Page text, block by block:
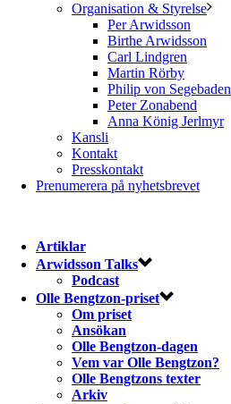
Organisation & Styrelse
Per Arwidsson
Birthe Arwidsson
Carl Lindgren
Martin Rörby
Philip von Segebaden
Peter Zonabend
Anna König Jerlmyr
Kansli
Kontakt
Presskontakt
Prenumerera på nyhetsbrevet
Artiklar
Arwidsson Talks
Podcast
Olle Bengtzon-priset
Om priset
Ansökan
Olle Bengtzon-dagen
Vem var Olle Bengtzon?
Olle Bengtzons texter
Arkiv